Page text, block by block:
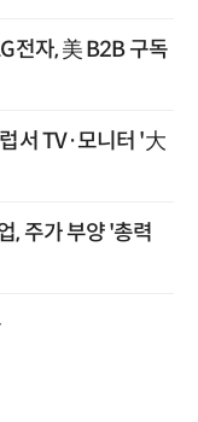
전자, 美 B2B 구독
서 TV·모니터 '大
, 주가 부양 '총력